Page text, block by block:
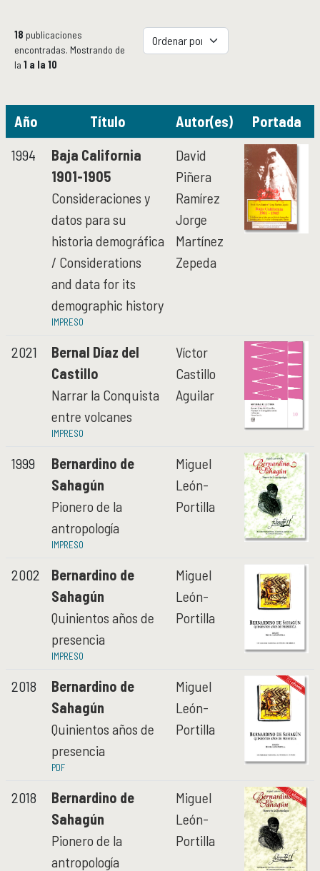
PUBLICACIONES Y LIBRERÍA
Novedades editoriales
Revistas académicas
Catálogo 1945-2026
COMUNICACIÓN PÚBLICA DE LA HISTORIA
COMUNICACIÓN PÚBLICA DE LA HISTORIA
Serie editorial Históricas Comunicación Pública
Podcast Históricas
Cajón de historias
ACERVOS
ACERVOS
Repositorio Institucional Históricas UNAM
Biblioteca Rafael García Granados
UNIDAD OAXACA
UNIDAD OAXACA
Investigadores
Actividades académicas
GÉNERO Y ÉTICA
GÉNERO Y ÉTICA
18 publicaciones
encontradas. Mostrando de
la 1 a la 10
Año Título Autor(es)
Portada
1994
Baja California
1901-1905
Consideraciones y
datos para su
historia demográfica
/ Considerations
and data for its
demographic history
IMPRESO
David
Piñera
Ramírez
Jorge
Martínez
Zepeda
2021
Bernal Díaz del
Castillo
Narrar la Conquista
entre volcanes
IMPRESO
Víctor
Castillo
Aguilar
1999
Bernardino de
Sahagún
Pionero de la
antropología
IMPRESO
Miguel
León-
Portilla
2002
Bernardino de
Sahagún
Quinientos años de
presencia
IMPRESO
Miguel
León-
Portilla
2018
Bernardino de
Sahagún
Quinientos años de
presencia
PDF
Miguel
León-
Portilla
2018
Bernardino de
Sahagún
Pionero de la
antropología
Miguel
León-
Portilla